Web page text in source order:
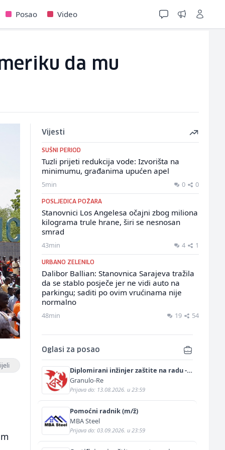
Posao Video
da mu
Vijesti
SUŠNI PERIOD
Tuzli prijeti redukcija vode: Izvorišta na
minimumu, građanima upućen apel
5min 0 0
POSLJEDICA POŽARA
Stanovnici Los Angelesa očajni zbog miliona
kilograma trule hrane, širi se nesnosan
smrad
43min 4 1
URBANO ZELENILO
Dalibor Ballian: Stanovnica Sarajeva tražila
da se stablo posječe jer ne vidi auto na
parkingu; saditi po ovim vrućinama nije
normalno
48min 19 54
Oglasi za posao
Diplomirani inžinjer zaštite na radu -
Bachelor inžinjer sigurnosti i pomoći
(m/ž)
Granulo-Re
Prijava do: 13.08.2026. u 23:59
Pomoćni radnik (m/ž)
MBA Steel
Prijava do: 03.09.2026. u 23:59